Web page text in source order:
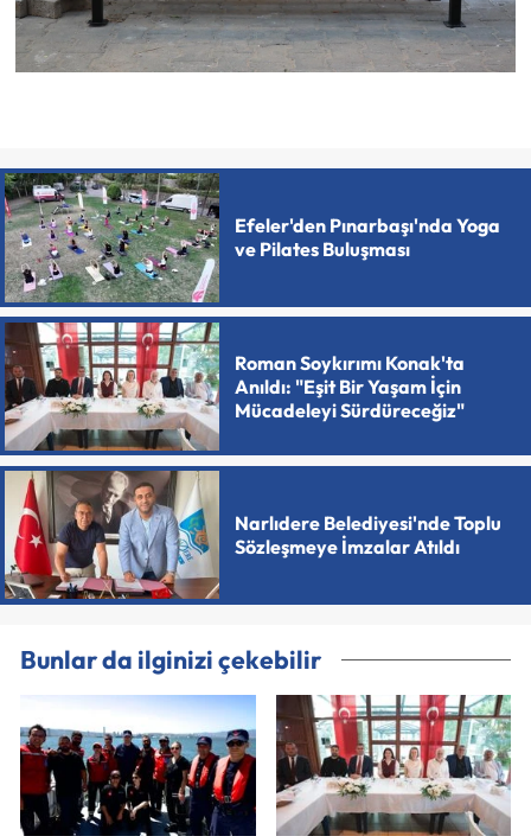
Efeler'den Pınarbaşı'nda Yoga
ve Pilates Buluşması
Roman Soykırımı Konak'ta
Anıldı: "Eşit Bir Yaşam İçin
Mücadeleyi Sürdüreceğiz"
Narlıdere Belediyesi'nde Toplu
Sözleşmeye İmzalar Atıldı
Bunlar da ilginizi çekebilir